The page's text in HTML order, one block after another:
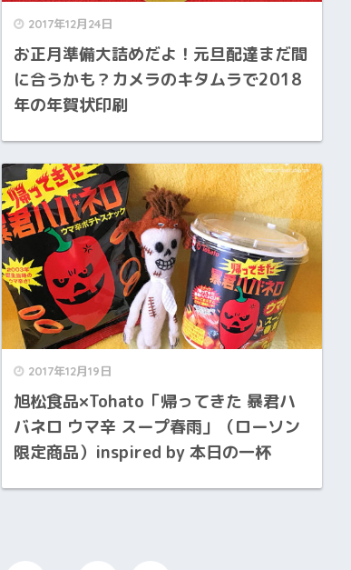
2017年12月24日
お正月準備大詰めだよ！元旦配達まだ間
に合うかも？カメラのキタムラで2018
年の年賀状印刷
2017年12月19日
旭松食品×Tohato「帰ってきた 暴君ハ
バネロ ウマ辛 スープ春雨」（ローソン
限定商品）inspired by 本日の一杯